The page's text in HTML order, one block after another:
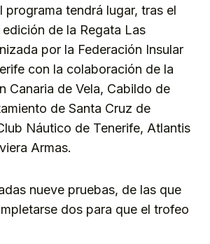
programa tendrá lugar, tras el
de la Regata Las
por la Federación Insular
con la colaboración de la
Canaria de Vela, Cabildo de
de Santa Cruz de
Náutico de Tenerife, Atlantis
Armas.
nueve pruebas, de las que
dos para que el trofeo